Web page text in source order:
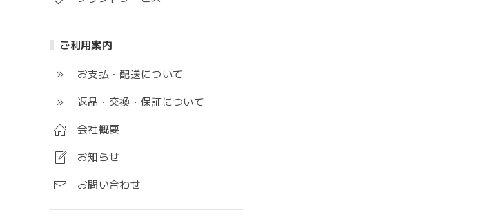
ご利用案内
お支払・配送について
返品・交換・保証について
会社概要
お知らせ
お問い合わせ